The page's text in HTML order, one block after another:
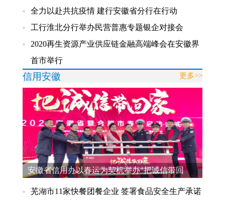
全力以赴共抗疫情 建行安徽省分行在行动
工行淮北分行举办民营普惠专题银企对接会
2020再生资源产业供应链金融高端峰会在安徽界
首市举行
信用安徽 更多>>
安徽省信用办以春运为契机举办“把诚信带回
家”主题活动
芜湖市11家快餐团餐企业 签署食品安全生产承诺